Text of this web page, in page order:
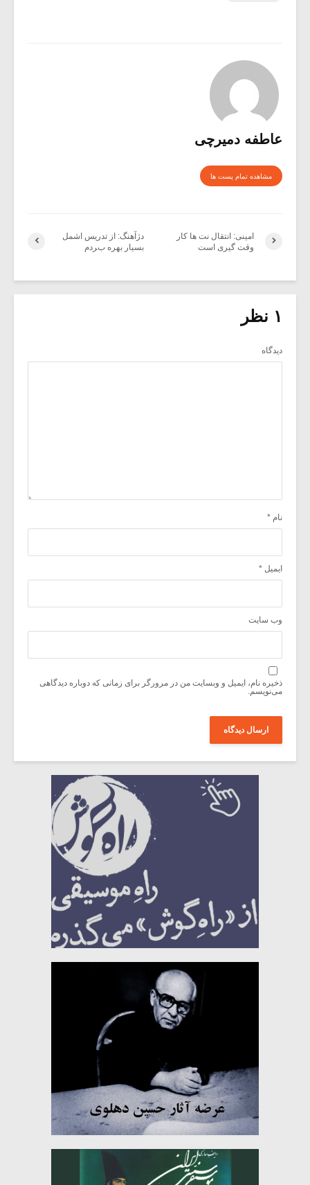
عاطفه دمیرچی
مشاهده تمام پست ها
دژآهنگ: از تدریس اشمل
بسیار بهره بردم
امینی: انتقال نت ها کار
وقت گیری است
۱ نظر
دیدگاه
نام *
ایمیل *
وب‌ سایت
ذخیره نام، ایمیل و وبسایت من در مرورگر برای زمانی که دوباره دیدگاهی
می‌نویسم.